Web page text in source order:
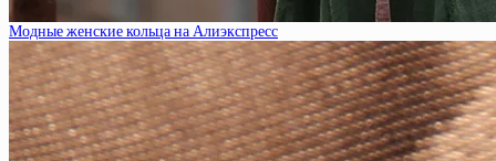
Модные женские кольца на Алиэкспресс